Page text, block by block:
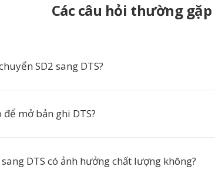
Các câu hỏi thường gặp
SD2 sang DTS?
mở bản ghi DTS?
DTS có ảnh hưởng chất lượng không?